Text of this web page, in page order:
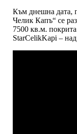
Към днешна дата,
Челик Капъ“ се
7500 кв.м.
StarCelikKapi –